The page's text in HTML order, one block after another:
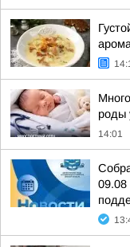
роды
14:01
09.08